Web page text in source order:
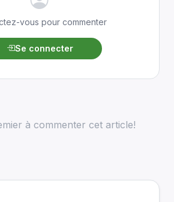
vous pour commenter
Se connecter
à commenter cet article!